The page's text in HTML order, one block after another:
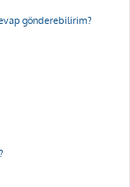
gönderebilirim?